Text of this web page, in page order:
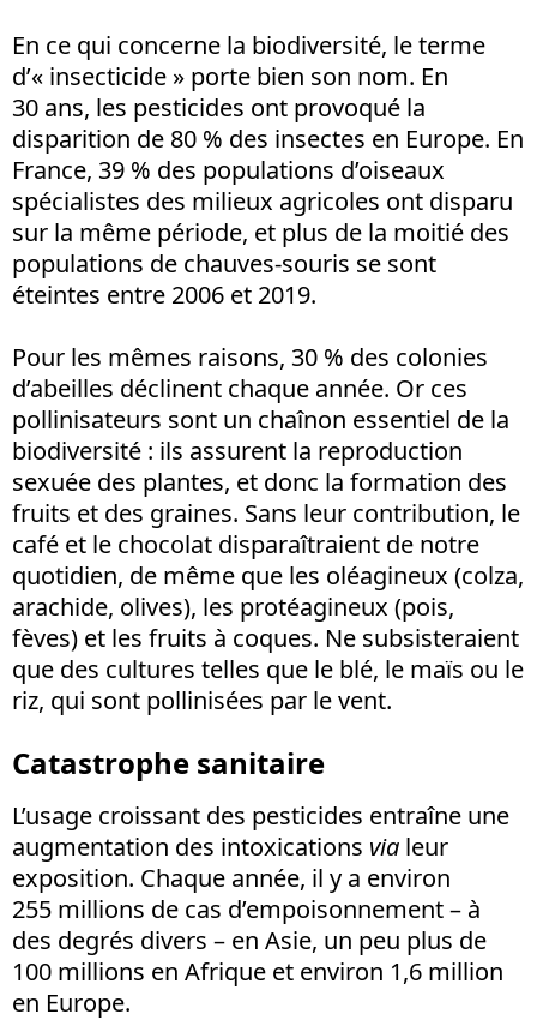
En ce qui concerne la biodiversité, le terme
d’« insecticide » porte bien son nom. En
30 ans, les pesticides ont provoqué la
disparition de 80 % des insectes en Europe. En
France, 39 % des populations d’oiseaux
spécialistes des milieux agricoles ont disparu
sur la même période, et plus de la moitié des
populations de chauves-souris se sont
éteintes entre 2006 et 2019.
Pour les mêmes raisons, 30 % des colonies
d’abeilles déclinent chaque année. Or ces
pollinisateurs sont un chaînon essentiel de la
biodiversité : ils assurent la reproduction
sexuée des plantes, et donc la formation des
fruits et des graines. Sans leur contribution, le
café et le chocolat disparaîtraient de notre
quotidien, de même que les oléagineux (colza,
arachide, olives), les protéagineux (pois,
fèves) et les fruits à coques. Ne subsisteraient
que des cultures telles que le blé, le maïs ou le
riz, qui sont pollinisées par le vent.
Catastrophe sanitaire
L’usage croissant des pesticides entraîne une
augmentation des intoxications via leur
exposition. Chaque année, il y a environ
255 millions de cas d’empoisonnement – à
des degrés divers – en Asie, un peu plus de
100 millions en Afrique et environ 1,6 million
en Europe.